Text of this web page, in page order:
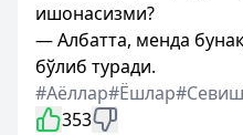
ишонасизми?
— Албатта, менда
бўлиб туради.
#Аёллар#Ёшлар
353